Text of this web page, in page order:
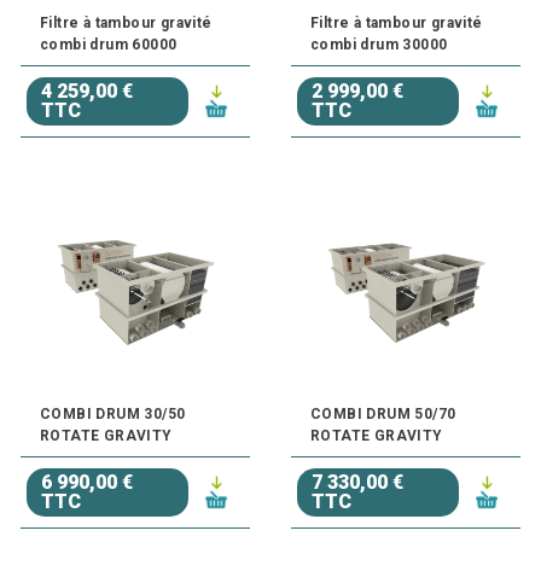
Filtre à tambour gravité
combi drum 60000
4 259,00 €
TTC
Filtre à tambour gravité
combi drum 30000
2 999,00 €
TTC
COMBI DRUM 30/50
ROTATE GRAVITY
6 990,00 €
TTC
COMBI DRUM 50/70
ROTATE GRAVITY
7 330,00 €
TTC